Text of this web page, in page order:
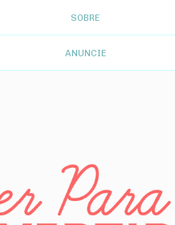
SOBRE
ANUNCIE